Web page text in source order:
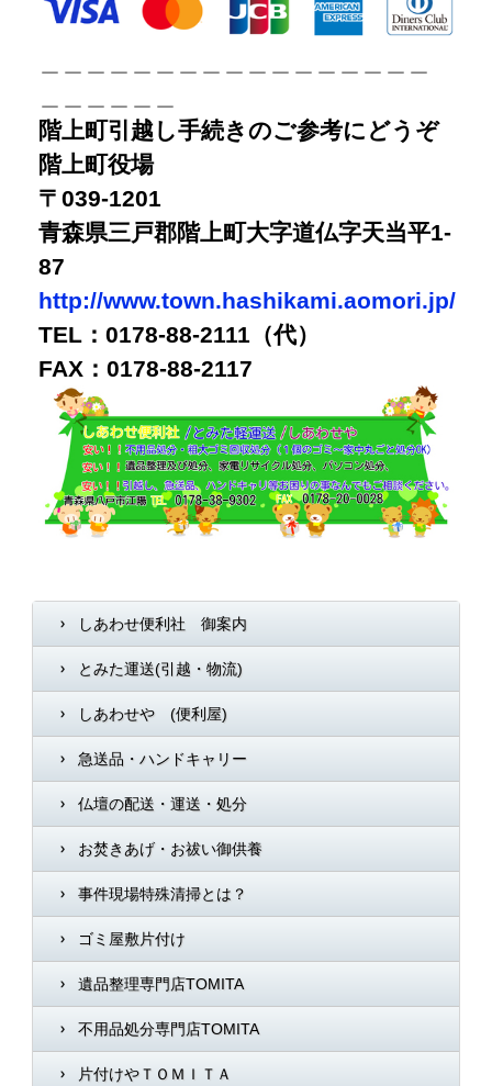
階上町引越し手続きのご参考にどうぞ
階上町役場
〒039-1201
青森県三戸郡階上町大字道仏字天当平1-
87
http://www.town.hashikami.aomori.jp/
TEL：0178-88-2111（代）
FAX：0178-88-2117
しあわせ便利社 御案内
とみた運送(引越・物流)
しあわせや (便利屋)
急送品・ハンドキャリー
仏壇の配送・運送・処分
お焚きあげ・お祓い御供養
事件現場特殊清掃とは？
ゴミ屋敷片付け
遺品整理専門店TOMITA
不用品処分専門店TOMITA
片付けやＴＯＭＩＴＡ